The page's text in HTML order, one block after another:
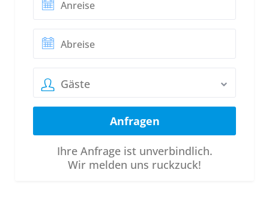
Gäste
Ihre Anfrage ist unverbindlich.
Wir melden uns ruckzuck!